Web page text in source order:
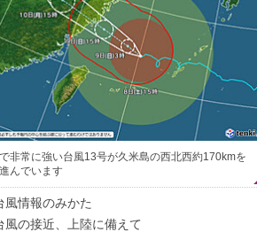
非常に強い台風13号が久米島の西北西約170kmを
んでいます
風情報のみかた
風の接近、上陸に備えて